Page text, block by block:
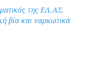
της ΕΛ.ΑΣ.
βία και ναρκωτικά